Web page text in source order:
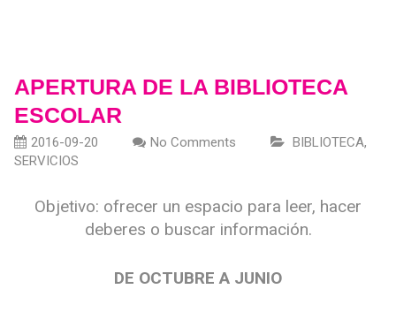
APERTURA DE LA BIBLIOTECA
ESCOLAR
2016-09-20 No Comments BIBLIOTECA,
SERVICIOS
Objetivo: ofrecer un espacio para leer, hacer
deberes o buscar información.
DE OCTUBRE A JUNIO